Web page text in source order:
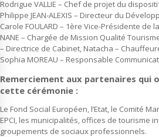
Rodrigue VALLIE – Chef de projet du
Philippe JEAN-ALEXIS – Directeur du
Carole FOULARD – 1ère Vice-Présidente de
NANE – Chargée de Mission Qualité
– Directrice de Cabinet, Natacha –
Sophia MOREAU – Responsable
Remerciement aux partenaires qui
cette cérémonie :
Le Fond Social Européen, l’Etat, le Comité
EPCI, les municipalités, offices de tourisme
groupements de sociaux professionnels.